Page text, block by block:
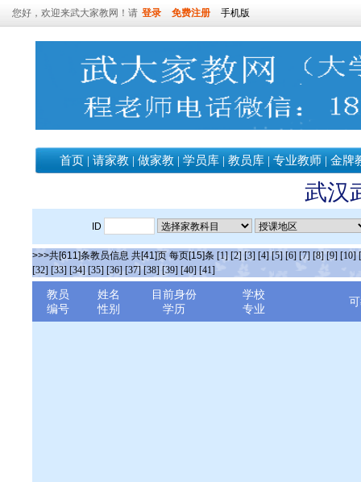
您好，欢迎来武大家教网！请 登录 免费注册 手机版
首页 | 请家教 | 做家教 | 学员库 | 教员库 | 专业教师 | 金牌
武汉
ID
>>>共[611]条教员信息 共[41]页 每页[15]条 [1] [2] [3] [4] [5] [6] [7] [8] [9] [10]
[32] [33] [34] [35] [36] [37] [38] [39] [40] [41]
教员
编号
姓名
性别
目前身份
学历
学校
专业